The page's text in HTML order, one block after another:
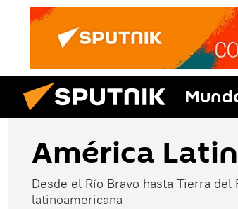
América
Desde el Río Bravo hasta Tierra
latinoamericana